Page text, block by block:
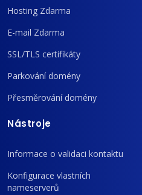
Hosting Zdarma
E-mail Zdarma
SSL/TLS certifikáty
Parkování domény
Přesměrování domény
Nástroje
Informace o validaci kontaktu
Konfigurace vlastních
nameserverů